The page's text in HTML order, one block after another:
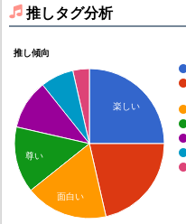
推しタグ分析
推し傾向
楽しい
尊い
面白い